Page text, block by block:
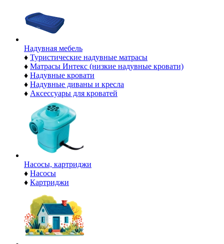
Надувная мебель
♦ Туристические надувные матрасы
♦ Матрасы Интекс (низкие надувные кровати)
♦ Надувные кровати
♦ Надувные диваны и кресла
♦ Аксессуары для кроватей
Насосы, картриджи
♦ Насосы
♦ Картриджи